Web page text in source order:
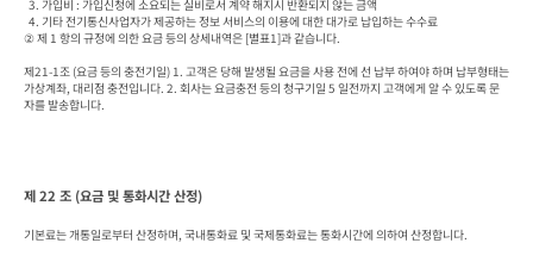
② 제 1 항의 규정에 의한 요금 등의 상세내역은 [별표1]과 같습니다.
제21-1조 (요금 등의 충전기일) 1. 고객은 당해 발생될 요금을 사용 전에 선 납부 하여야 하며 납부형태는
가상계좌, 대리점 충전입니다. 2. 회사는 요금충전 등의 청구기일 5 일전까지 고객에게 알 수 있도록 문
자를 발송합니다.
제 22 조 (요금 및 통화시간 산정)
기본료는 개통일로부터 산정하며, 국내통화료 및 국제통화료는 통화시간에 의하여 산정합니다.